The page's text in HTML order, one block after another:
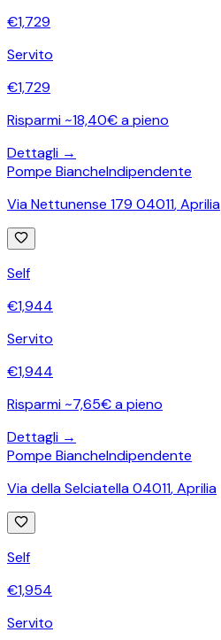
€1,729
Servito
€1,729
Risparmi ~18,40€ a pieno
Dettagli →
Pompe BiancheIndipendente
Via Nettunense 179 04011,Aprilia
Self
€1,944
Servito
€1,944
Risparmi ~7,65€ a pieno
Dettagli →
Pompe BiancheIndipendente
Via della Selciatella 04011,Aprilia
Self
€1,954
Servito